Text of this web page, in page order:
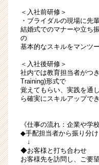
＜入社前研修＞
・ブライダルの現場に先
結婚式でのマナーや立ち
の
基本的なスキルをマンツ
＜入社後研修＞
社内では教育担当者がつ
Training)形式で
覚えてもらい、実践を通
ら確実にスキルアップで
《仕事の流れ：企業や学
◆⼿配担当者から振り分け
↓
◆お客様と打ち合わせ
お客様先を訪問し、ご要